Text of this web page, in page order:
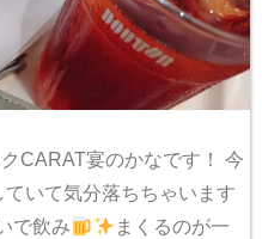
CARAT宴のかなです！ 今
いて気分落ちちゃいます
で飲み
まくるのが一